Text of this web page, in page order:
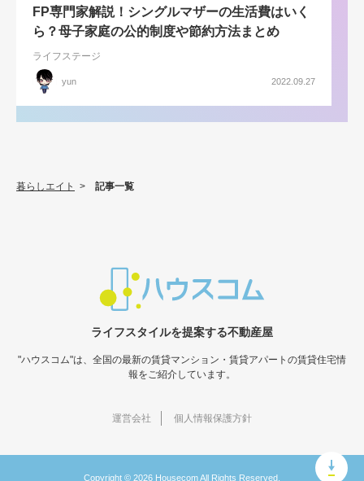
FP専門家解説！シングルマザーの生活費はいく
ら？母子家庭の公的制度や節約方法まとめ
ライフステージ
yun 2022.09.27
暮らしエイト > 記事一覧
ライフスタイルを提案する不動産屋
"ハウスコム"は、全国の最新の賃貸マンション・賃貸アパートの賃貸住宅情
報をご紹介しています。
運営会社 個人情報保護方針
Copyright © 2026 Housecom All Rights Reserved.